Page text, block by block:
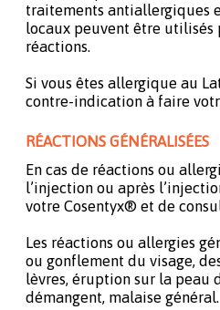
traitements antiallergiques
locaux peuvent être utilisés
réactions.
Si vous êtes allergique au
contre-indication à faire
RÉACTIONS GÉNÉRALISÉES
En cas de réactions ou
l’injection ou après
votre Cosentyx® et de
Les réactions ou allergies
ou gonflement du visage,
lèvres, éruption sur la peau
démangent, malaise général.